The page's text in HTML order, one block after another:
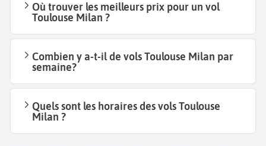
Où trouver les meilleurs prix pour un vol
Toulouse Milan ?
Combien y a-t-il de vols Toulouse Milan par
semaine?
Quels sont les horaires des vols Toulouse
Milan ?